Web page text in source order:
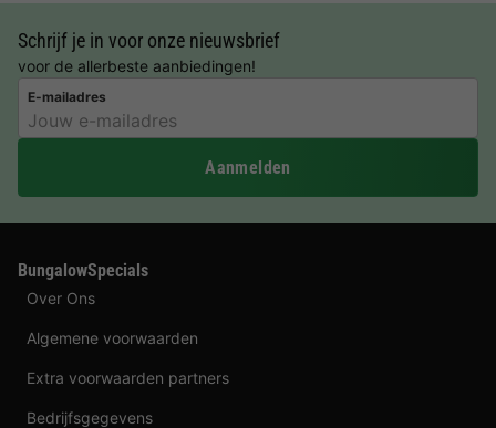
Schrijf je in voor onze nieuwsbrief
voor de allerbeste aanbiedingen!
E-mailadres
Aanmelden
BungalowSpecials
Over Ons
Algemene voorwaarden
Extra voorwaarden partners
Bedrijfsgegevens